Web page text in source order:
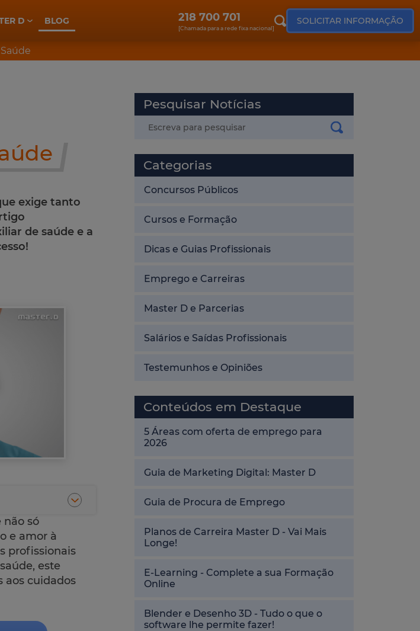
D BLOG 218 700 701
[Chamada para a rede fixa nacional]
SOLICITAR INFORMAÇÃO
exige tanto
de saúde e a
não só
e amor à
profissionais
este
aos cuidados
Pesquisar Notícias
Categorias
Concursos Públicos
Cursos e Formação
Dicas e Guias Profissionais
Emprego e Carreiras
Master D e Parcerias
Salários e Saídas Profissionais
Testemunhos e Opiniões
Conteúdos em Destaque
5 Áreas com oferta de emprego para
2026
Guia de Marketing Digital: Master D
Guia de Procura de Emprego
Planos de Carreira Master D - Vai Mais
Longe!
E-Learning - Complete a sua Formação
Online
Blender e Desenho 3D - Tudo o que o
software lhe permite fazer!